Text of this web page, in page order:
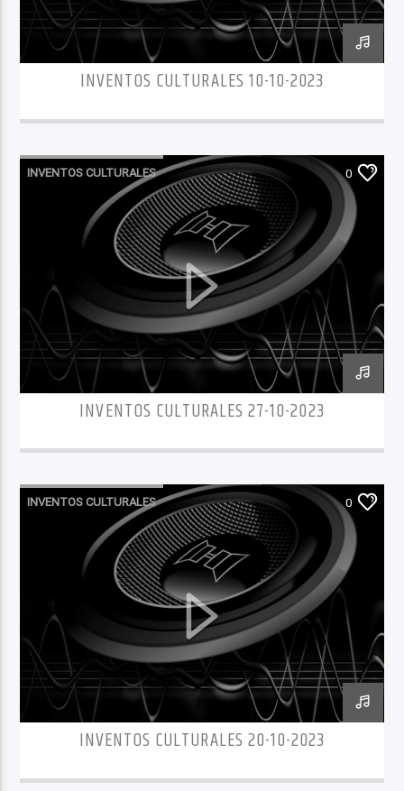
INVENTOS CULTURALES 10-10-2023
INVENTOS CULTURALES 0
INVENTOS CULTURALES 27-10-2023
INVENTOS CULTURALES 0
INVENTOS CULTURALES 20-10-2023